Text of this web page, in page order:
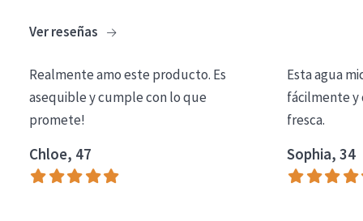
Essentials
Lift+
Expert
Piel sensible
Ver reseñas
Realmente amo este producto. Es
asequible y cumple con lo que
promete!
Chloe, 47
Esta agua
fácilmente y
fresca.
Sophia, 34